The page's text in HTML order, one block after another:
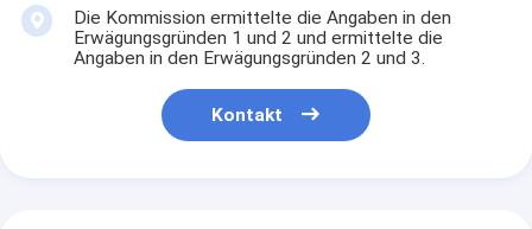
Die Kommission ermittelte die Angaben in den
Erwägungsgründen 1 und 2 und ermittelte die
Angaben in den Erwägungsgründen 2 und 3.
Kontakt